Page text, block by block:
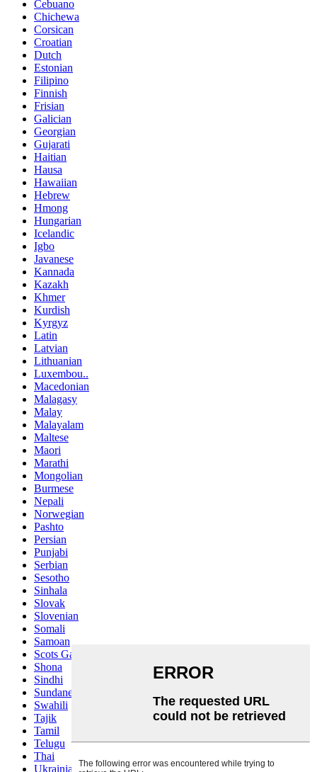
Cebuano
Chichewa
Corsican
Croatian
Dutch
Estonian
Filipino
Finnish
Frisian
Galician
Georgian
Gujarati
Haitian
Hausa
Hawaiian
Hebrew
Hmong
Hungarian
Icelandic
Igbo
Javanese
Kannada
Kazakh
Khmer
Kurdish
Kyrgyz
Latin
Latvian
Lithuanian
Luxembou..
Macedonian
Malagasy
Malay
Malayalam
Maltese
Maori
Marathi
Mongolian
Burmese
Nepali
Norwegian
Pashto
Persian
Punjabi
Serbian
Sesotho
Sinhala
Slovak
Slovenian
Somali
Samoan
Scots Gaelic
Shona
Sindhi
Sundanese
Swahili
Tajik
Tamil
Telugu
Thai
Ukrainian